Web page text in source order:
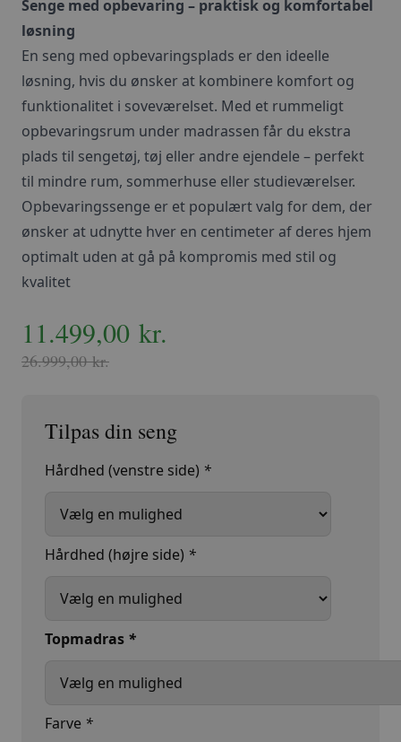
26.999,00kr.
Den
oprindelige
var:
26.999,00 kr..
11.499,00 kr.
Den
aktuelle
er:
11.499,00 kr..
Senge med opbevaring – praktisk og komfortabel
løsning
En seng med opbevaringsplads er den ideelle
løsning, hvis du ønsker at kombinere komfort og
funktionalitet i soveværelset. Med et rummeligt
opbevaringsrum under madrassen får du ekstra
plads til sengetøj, tøj eller andre ejendele – perfekt
til mindre rum, sommerhuse eller studieværelser.
Opbevaringssenge er et populært valg for dem, der
ønsker at udnytte hver en centimeter af deres hjem
optimalt uden at gå på kompromis med stil og
kvalitet
Hårdhed (venstre side) *
Hårdhed (højre side) *
Topmadras *
Farve *